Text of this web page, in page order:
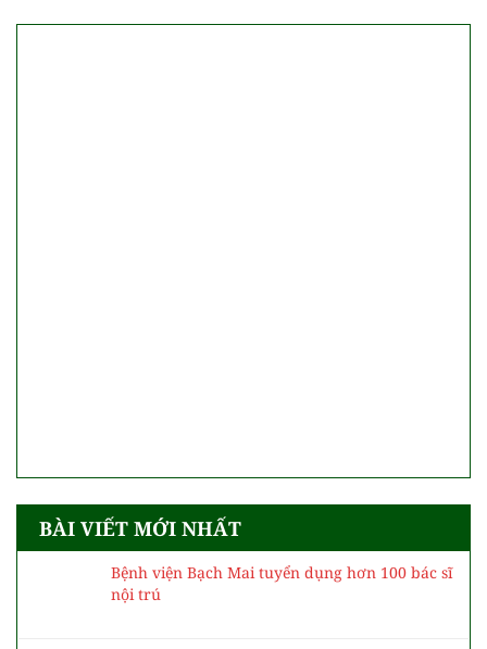
BÀI VIẾT MỚI NHẤT
Bệnh viện Bạch Mai tuyển dụng hơn 100 bác sĩ
nội trú